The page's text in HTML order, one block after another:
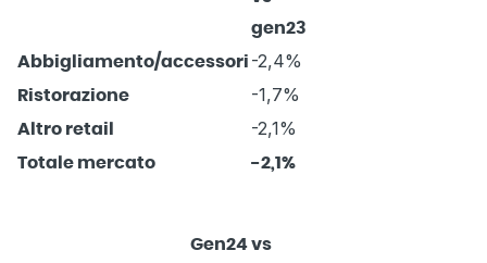
gen23
Abbigliamento/accessori -2,4%
Ristorazione -1,7%
Altro retail -2,1%
Totale mercato -2,1%
Gen24 vs